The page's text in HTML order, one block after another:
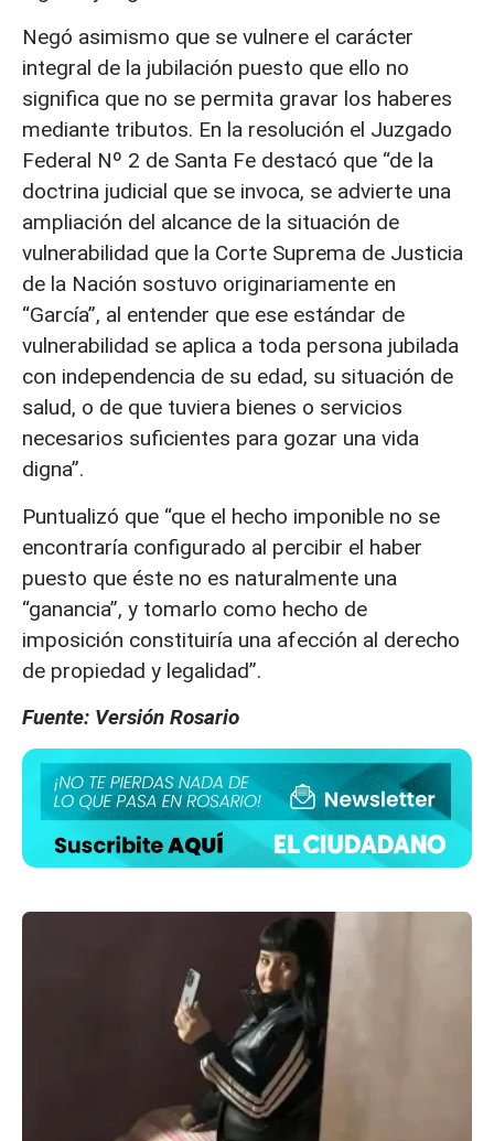
Negó asimismo que se vulnere el carácter
integral de la jubilación puesto que ello no
significa que no se permita gravar los haberes
mediante tributos. En la resolución el Juzgado
Federal Nº 2 de Santa Fe destacó que “de la
doctrina judicial que se invoca, se advierte una
ampliación del alcance de la situación de
vulnerabilidad que la Corte Suprema de Justicia
de la Nación sostuvo originariamente en
“García”, al entender que ese estándar de
vulnerabilidad se aplica a toda persona jubilada
con independencia de su edad, su situación de
salud, o de que tuviera bienes o servicios
necesarios suficientes para gozar una vida
digna”.
Puntualizó que “que el hecho imponible no se
encontraría configurado al percibir el haber
puesto que éste no es naturalmente una
“ganancia”, y tomarlo como hecho de
imposición constituiría una afección al derecho
de propiedad y legalidad”.
Fuente: Versión Rosario